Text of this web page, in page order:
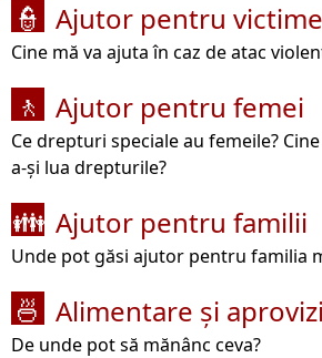
👮 Ajutor pentru
Cine mă va ajuta în caz de atac
🚶 Ajutor pentru femei
Ce drepturi speciale au femeile?
a-și lua drepturile?
👪 Ajutor pentru familii
Unde pot găsi ajutor pentru familia
🍜 Alimentare și
De unde pot să mănânc ceva?